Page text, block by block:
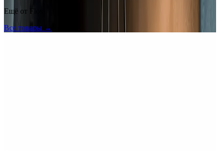
Ещё от
Flos
Все товары →